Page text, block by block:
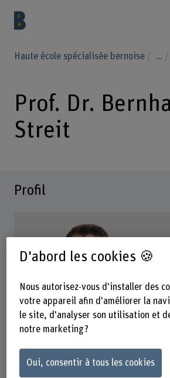
Haute école spécialisée bernoise ...
Prof. Dr.
Streit
Profil
Doz. Verfahrenstechnik im Pflanzenbau
D'abord les cookies 🍪
Nous autorisez-vous d'installer des
votre appareil afin d'améliorer la
le site, d'analyser son utilisation et
notre marketing ?
Oui, consentir à tous les cookies